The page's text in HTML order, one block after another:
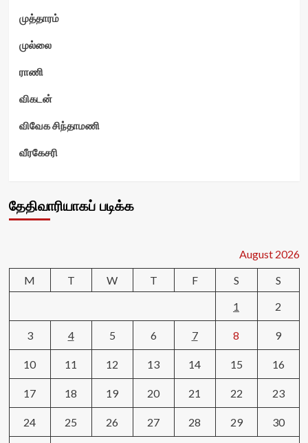
முத்தாரம்
முல்லை
ராணி
விகடன்
விவேக சிந்தாமணி
வீரகேசரி
தேதிவாரியாகப் படிக்க
August 2026
M
T W T F S
S
1
2
3 4 5 6 7 8 9
10 11 12 13 14 15 16
17 18 19 20 21 22 23
24 25 26 27 28 29 30